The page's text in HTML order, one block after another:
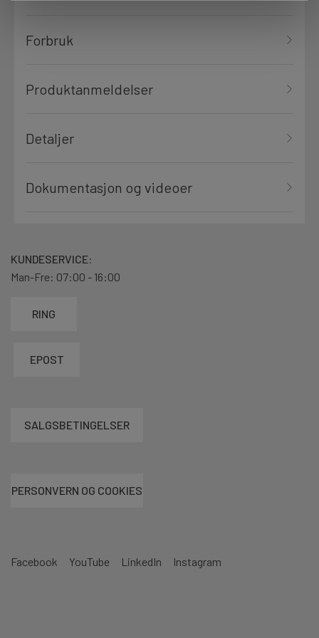
Forbruk
Produktanmeldelser
Detaljer
Dokumentasjon og videoer
Facebook YouTube LinkedIn Instagram
KUNDESERVICE:
Man-Fre: 07:00 - 16:00
RING
EPOST
SALGSBETINGELSER
PERSONVERN OG COOKIES